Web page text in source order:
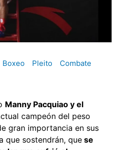
Boxeo Pleito Combate
Manny Pacquiao y el
campeón del peso
gran importancia en sus
que sostendrán, que se